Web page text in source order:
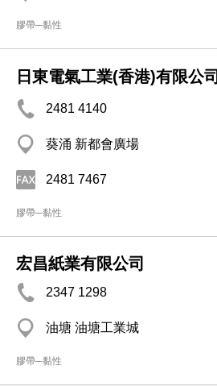
膠帶─黏性
日東電氣工業(香港)有限公司
2481 4140
葵涌 新都會廣場
2481 7467
膠帶─黏性
宏昌紙業有限公司
2347 1298
油塘 油塘工業城
膠帶─黏性